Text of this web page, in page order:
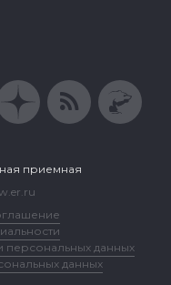
приемная
данных
данных